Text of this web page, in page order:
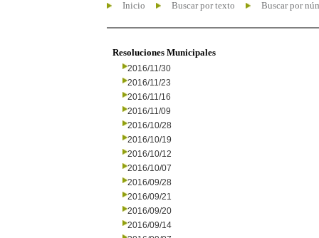
Inicio Buscar por texto Buscar por
Resoluciones Municipales
2016/11/30
2016/11/23
2016/11/16
2016/11/09
2016/10/28
2016/10/19
2016/10/12
2016/10/07
2016/09/28
2016/09/21
2016/09/20
2016/09/14